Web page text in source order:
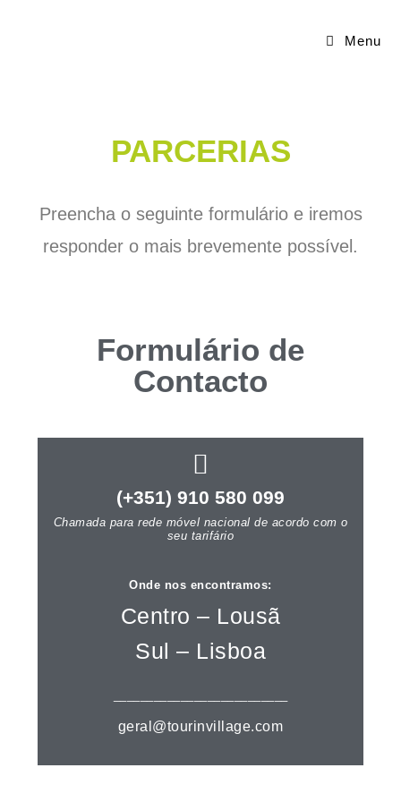
Menu
PARCERIAS
Preencha o seguinte formulário e iremos
responder o mais brevemente possível.
Formulário de
Contacto
(+351) 910 580 099
Chamada para rede móvel nacional de acordo com o
seu tarifário
Onde nos encontramos:
Centro – Lousã
Sul – Lisboa
geral@tourinvillage.com